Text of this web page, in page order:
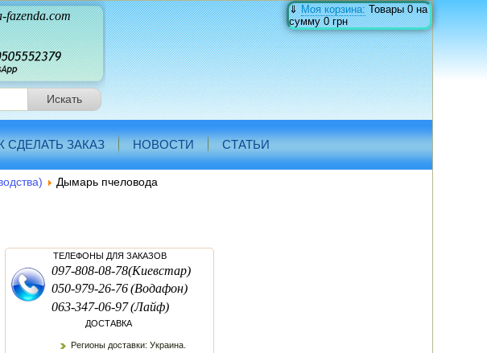
⇓Моя корзина:Товары0на
сумму0 грн
fazenda.com
СДЕЛАТЬ ЗАКАЗ НОВОСТИ СТАТЬИ
Дымарь пчеловода
ТЕЛЕФОНЫ ДЛЯ ЗАКАЗОВ
097-808-08-78(Киевстар)
050-979-26-76(Водафон)
063-347-06-97(Лайф)
ДОСТАВКА
Регионы доставки: Украина.